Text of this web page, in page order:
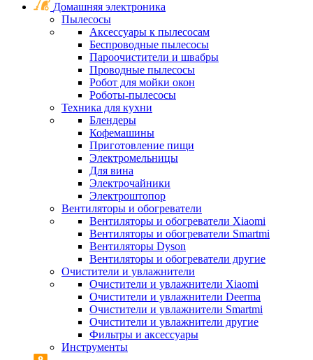
Домашняя электроника
Пылесосы
Аксессуары к пылесосам
Беспроводные пылесосы
Пароочистители и швабры
Проводные пылесосы
Робот для мойки окон
Роботы-пылесосы
Техника для кухни
Блендеры
Кофемашины
Приготовление пищи
Электромельницы
Для вина
Электрочайники
Электроштопор
Вентиляторы и обогреватели
Вентиляторы и обогреватели Xiaomi
Вентиляторы и обогреватели Smartmi
Вентиляторы Dyson
Вентиляторы и обогреватели другие
Очистители и увлажнители
Очистители и увлажнители Xiaomi
Очистители и увлажнители Deerma
Очистители и увлажнители Smartmi
Очистители и увлажнители другие
Фильтры и аксессуары
Инструменты